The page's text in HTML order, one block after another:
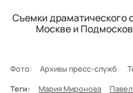
Съемки драматического
Москве и
Фото: Архивы пресс-служб
Теги:
Мария Миронова Павел